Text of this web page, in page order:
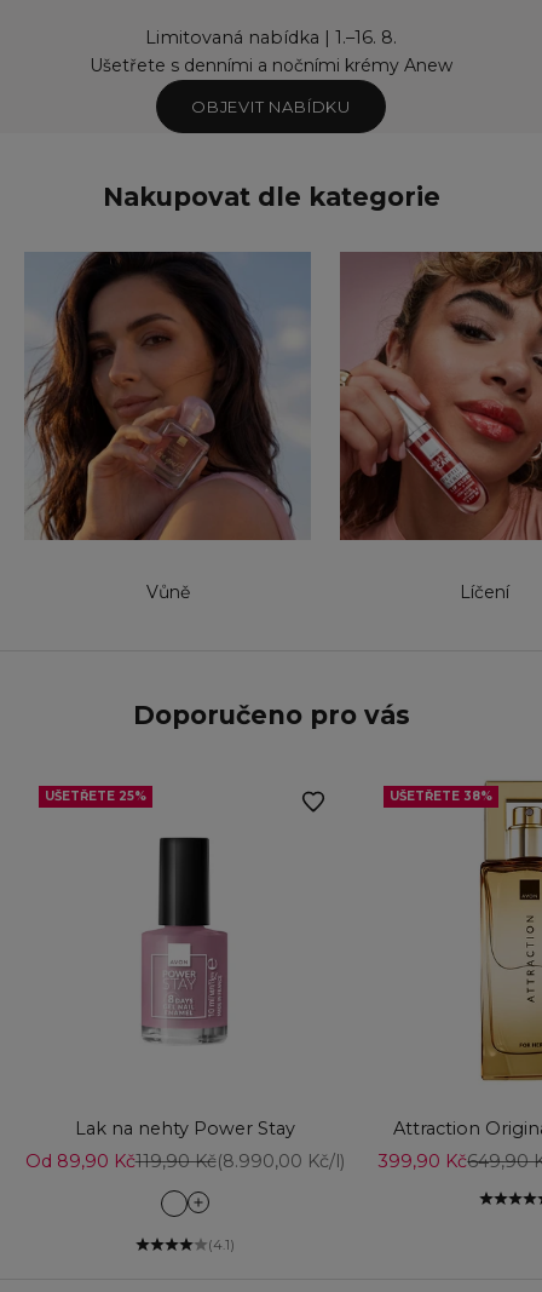
Limitovaná nabídka | 1.–16. 8.
Ušetřete s denními a nočními krémy Anew
OBJEVIT NABÍDKU
Nakupovat dle kategorie
Vůně Líčení
Doporučeno pro vás
UŠETŘETE 25%
Lak na nehty Power Stay
Prodejní cena
Od 89,90 KčBěžná cena
119,90 Kč(8.990,00 Kč/l)
Can't Quit Cafe
Cosy Therapy
(4.1)
UŠETŘETE 38%
Attraction
Prodejní cena
399,90 KčBěžná
649,90